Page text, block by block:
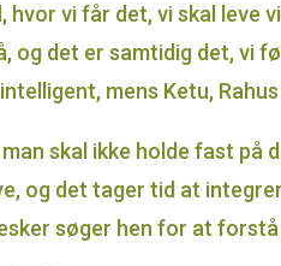
vi får det, vi skal leve
og det er samtidig det,
mens Ketu,
skal ikke holde fast
og det tager tid at
søger hen for at